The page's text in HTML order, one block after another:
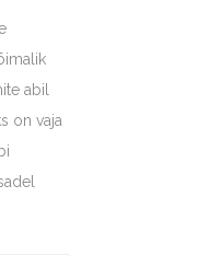
abil
on vaja